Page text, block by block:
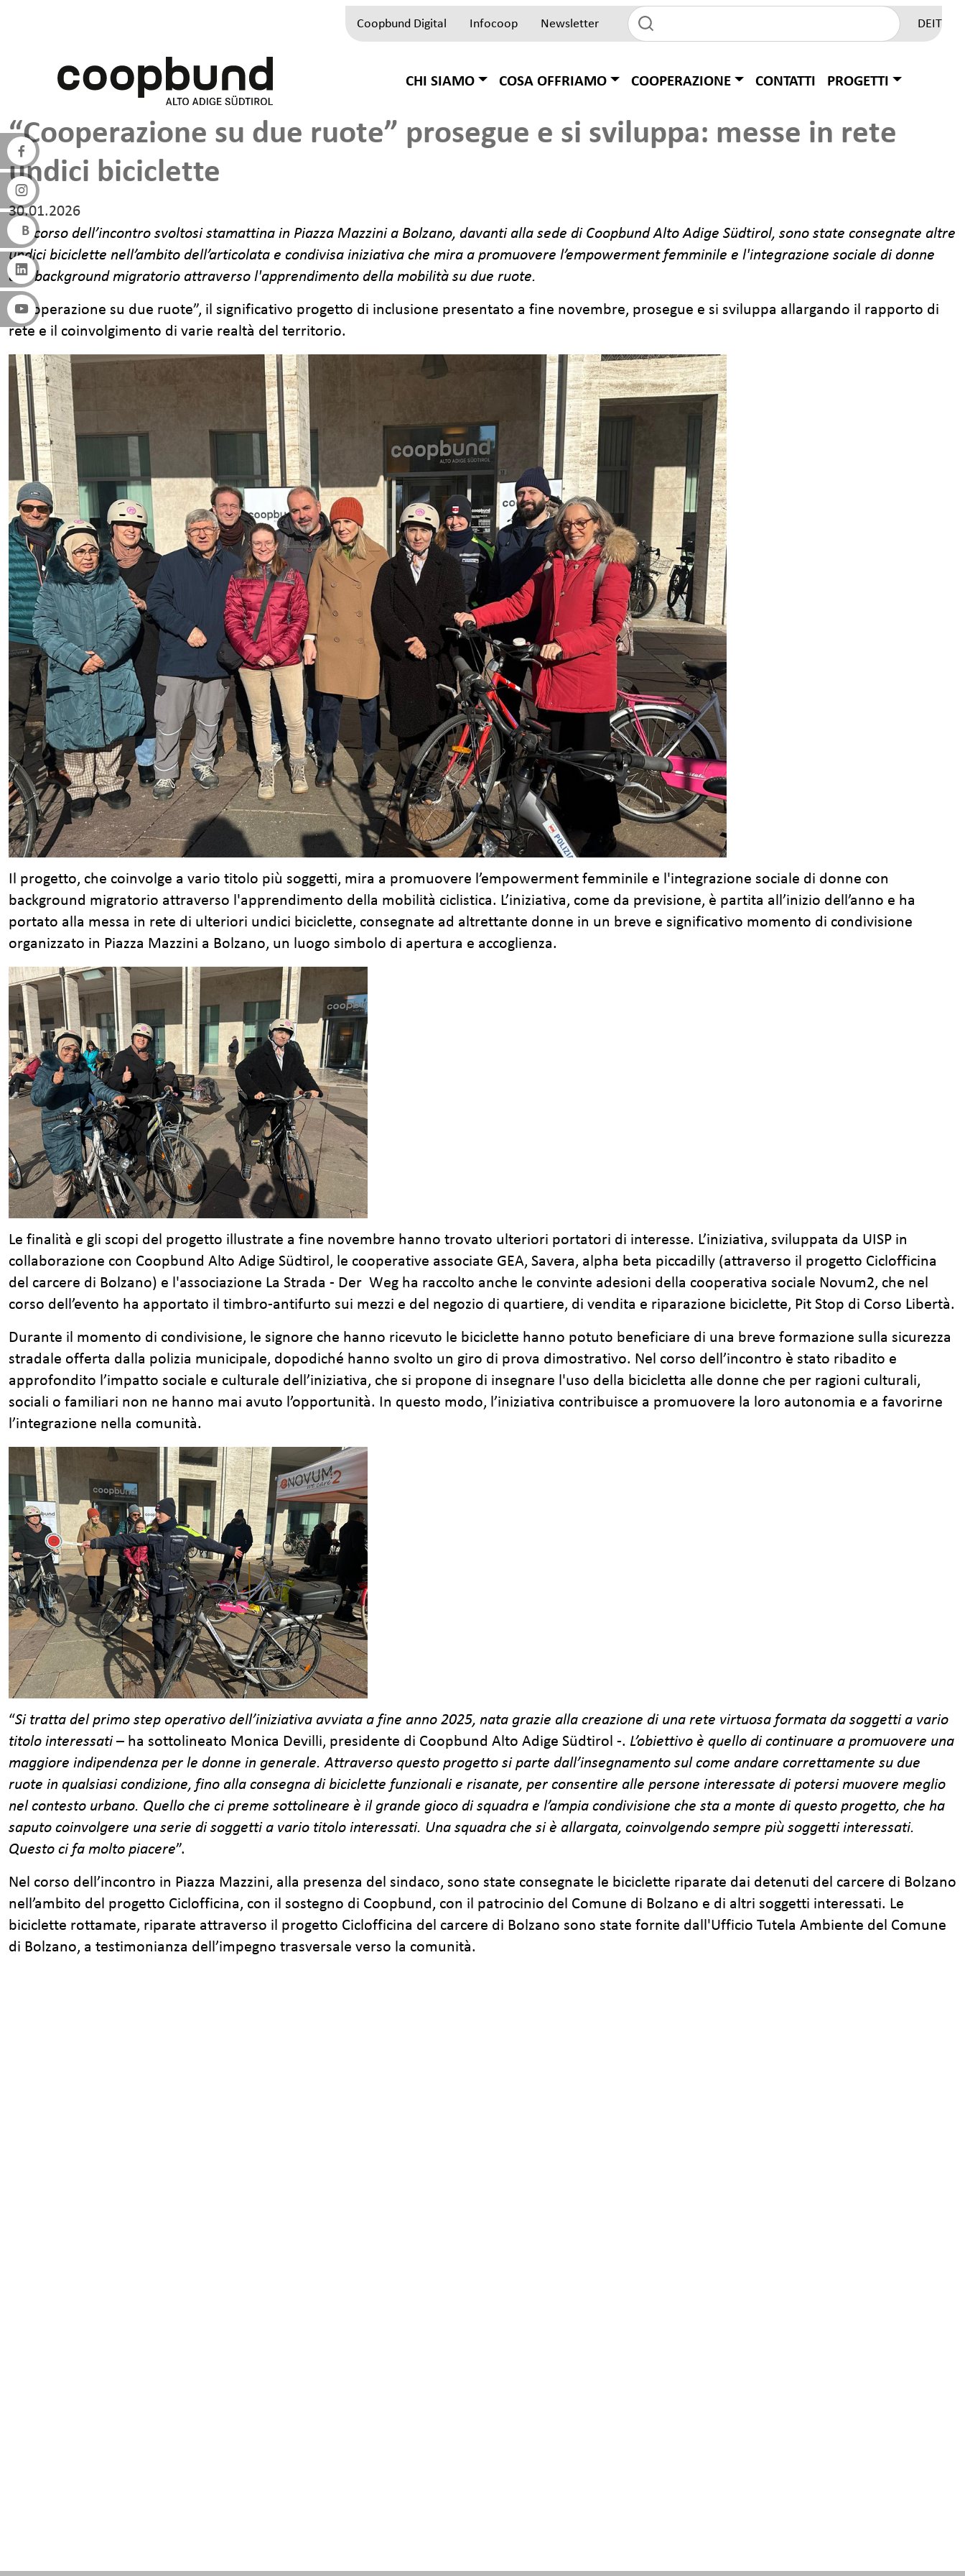
Top Block
Coopbund Digital Infocoop Newsletter DEIT
Hauptnavigation
CHI SIAMO COSA OFFRIAMO COOPERAZIONE CONTATTI PROGETTI
“Cooperazione su due ruote” prosegue e si sviluppa: messe in rete
undici biciclette
30.01.2026
Nel corso dell’incontro svoltosi stamattina in Piazza Mazzini a Bolzano, davanti alla sede di Coopbund Alto Adige Südtirol, sono state consegnate altre
undici biciclette nell’ambito dell’articolata e condivisa iniziativa che mira a promuovere l’empowerment femminile e l'integrazione sociale di donne
con background migratorio attraverso l'apprendimento della mobilità su due ruote.
“Cooperazione su due ruote”, il significativo progetto di inclusione presentato a fine novembre, prosegue e si sviluppa allargando il rapporto di
rete e il coinvolgimento di varie realtà del territorio.
Il progetto, che coinvolge a vario titolo più soggetti, mira a promuovere l’empowerment femminile e l'integrazione sociale di donne con
background migratorio attraverso l'apprendimento della mobilità ciclistica. L’iniziativa, come da previsione, è partita all’inizio dell’anno e ha
portato alla messa in rete di ulteriori undici biciclette, consegnate ad altrettante donne in un breve e significativo momento di condivisione
organizzato in Piazza Mazzini a Bolzano, un luogo simbolo di apertura e accoglienza.
Le finalità e gli scopi del progetto illustrate a fine novembre hanno trovato ulteriori portatori di interesse. L’iniziativa, sviluppata da UISP in
collaborazione con Coopbund Alto Adige Südtirol, le cooperative associate GEA, Savera, alpha beta piccadilly (attraverso il progetto Ciclofficina
del carcere di Bolzano) e l'associazione La Strada - Der Weg ha raccolto anche le convinte adesioni della cooperativa sociale Novum2, che nel
corso dell’evento ha apportato il timbro-antifurto sui mezzi e del negozio di quartiere, di vendita e riparazione biciclette, Pit Stop di Corso Libertà.
Durante il momento di condivisione, le signore che hanno ricevuto le biciclette hanno potuto beneficiare di una breve formazione sulla sicurezza
stradale offerta dalla polizia municipale, dopodiché hanno svolto un giro di prova dimostrativo. Nel corso dell’incontro è stato ribadito e
approfondito l’impatto sociale e culturale dell’iniziativa, che si propone di insegnare l'uso della bicicletta alle donne che per ragioni culturali,
sociali o familiari non ne hanno mai avuto l’opportunità. In questo modo, l’iniziativa contribuisce a promuovere la loro autonomia e a favorirne
l’integrazione nella comunità.
“Si tratta del primo step operativo dell’iniziativa avviata a fine anno 2025, nata grazie alla creazione di una rete virtuosa formata da soggetti a vario
titolo interessati– ha sottolineato Monica Devilli, presidente di Coopbund Alto Adige Südtirol -. L’obiettivo è quello di continuare a promuovere una
maggiore indipendenza per le donne in generale. Attraverso questo progetto si parte dall’insegnamento sul come andare correttamente su due
ruote in qualsiasi condizione, fino alla consegna di biciclette funzionali e risanate, per consentire alle persone interessate di potersi muovere meglio
nel contesto urbano. Quello che ci preme sottolineare è il grande gioco di squadra e l’ampia condivisione che sta a monte di questo progetto, che ha
saputo coinvolgere una serie di soggetti a vario titolo interessati. Una squadra che si è allargata, coinvolgendo sempre più soggetti interessati.
Questo ci fa molto piacere”.
Nel corso dell’incontro in Piazza Mazzini, alla presenza del sindaco, sono state consegnate le biciclette riparate dai detenuti del carcere di Bolzano
nell’ambito del progetto Ciclofficina, con il sostegno di Coopbund, con il patrocinio del Comune di Bolzano e di altri soggetti interessati. Le
biciclette rottamate, riparate attraverso il progetto Ciclofficina del carcere di Bolzano sono state fornite dall'Ufficio Tutela Ambiente del Comune
di Bolzano, a testimonianza dell’impegno trasversale verso la comunità.